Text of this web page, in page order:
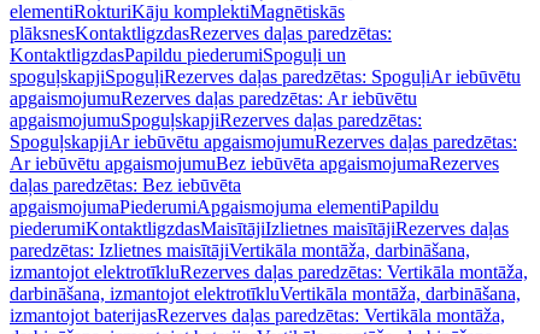
elementiRokturiKāju komplektiMagnētiskās
plāksnesKontaktligzdasRezerves daļas paredzētas:
KontaktligzdasPapildu piederumiSpoguļi un
spoguļskapjiSpoguļiRezerves daļas paredzētas: SpoguļiAr iebūvētu
apgaismojumuRezerves daļas paredzētas: Ar iebūvētu
apgaismojumuSpoguļskapjiRezerves daļas paredzētas:
SpoguļskapjiAr iebūvētu apgaismojumuRezerves daļas paredzētas:
Ar iebūvētu apgaismojumuBez iebūvēta apgaismojumaRezerves
daļas paredzētas: Bez iebūvēta
apgaismojumaPiederumiApgaismojuma elementiPapildu
piederumiKontaktligzdasMaisītājiIzlietnes maisītājiRezerves daļas
paredzētas: Izlietnes maisītājiVertikāla montāža, darbināšana,
izmantojot elektrotīkluRezerves daļas paredzētas: Vertikāla montāža,
darbināšana, izmantojot elektrotīkluVertikāla montāža, darbināšana,
izmantojot baterijasRezerves daļas paredzētas: Vertikāla montāža,